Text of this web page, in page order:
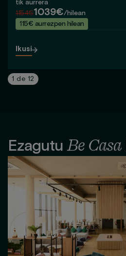
tik aurrera
1154€1039€/hilean
115€ aurrezpen hilean
Ikusi
1 de 12
EzagutuBe Casa